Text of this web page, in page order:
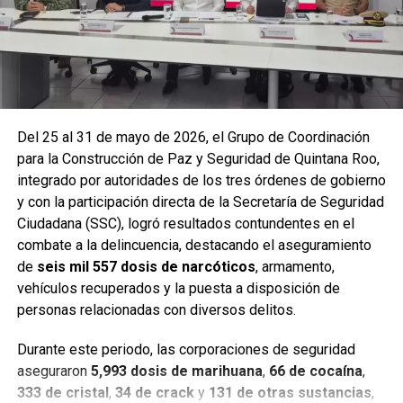
Entre las acciones destacadas se encuentran detenciones
relevantes en
Benito Juárez, Lázaro Cárdenas y Tulum
donde autoridades federales y estatales aseguraron
narcóticos, vehículos y cumplimentaron órdenes de
aprehensión contra personas presuntamente vinculadas
con delitos de alto impacto.
Del 25 al 31 de mayo de 2026, el Grupo de Coordinación
para la Construcción de Paz y Seguridad de Quintana Roo,
integrado por autoridades de los tres órdenes de gobierno
y con la participación directa de la Secretaría de Seguridad
Ciudadana (SSC), logró resultados contundentes en el
combate a la delincuencia, destacando el aseguramiento
de seis mil 557 dosis de narcóticos, armamento,
vehículos recuperados y la puesta a disposición de
personas relacionadas con diversos delitos.
Durante este periodo, las corporaciones de seguridad
aseguraron 5,993 dosis de marihuana, 66 de cocaína,
333 de cristal, 34 de crack y 131 de otras sustancias,